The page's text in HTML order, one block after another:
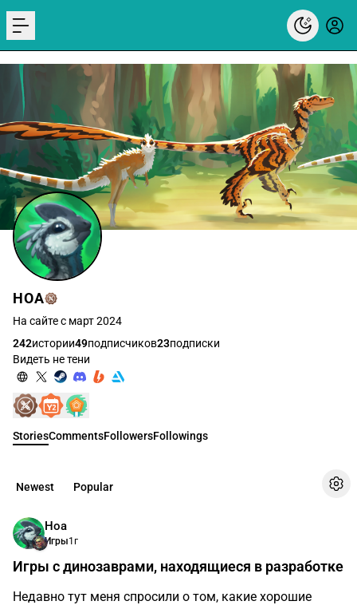
menu
НОА
На сайте с март 2024
242истории49подписчиков23подписки
Видеть не тени
StoriesCommentsFollowersFollowings
Newest Popular
Ноа
Игры1г
Игры с динозаврами, находящиеся в разработке
Недавно тут меня спросили о том, какие хорошие